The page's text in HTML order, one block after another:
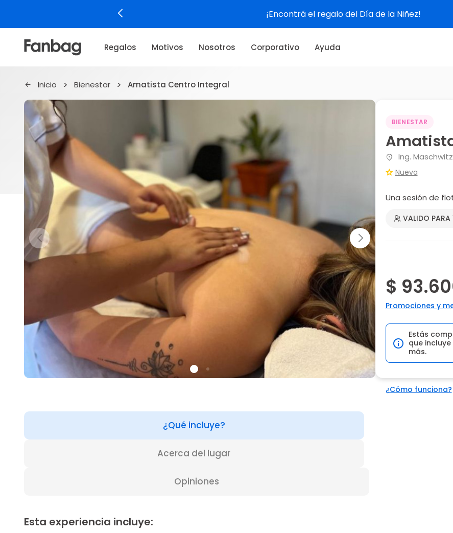
¡Encontrá el regalo del Día de la Niñez!
Regalos Motivos Nosotros Corporativo Ayuda
Inicio Bienestar Amatista Centro Integral
BIENESTAR
Ing.
Nueva
Una sesión de
VALIDO PARA
$
Promociones y
Estás
que incluye
más.
¿Cómo funciona?
¿Qué incluye?
Acerca del lugar
Opiniones
Esta experiencia incluye: